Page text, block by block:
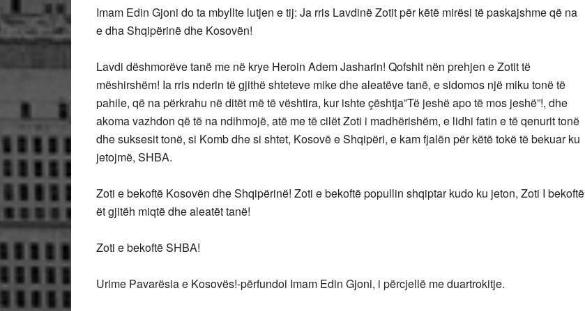
Imam Edin Gjoni do ta mbyllte lutjen e tij: Ja rris Lavdinë Zotit për këtë mirësi të paskajshme që na
e dha Shqipërinë dhe Kosovën!
Lavdi dëshmorëve tanë me në krye Heroin Adem Jasharin! Qofshit nën prehjen e Zotit të
mëshirshëm! Ia rris nderin të gjithë shteteve mike dhe aleatëve tanë, e sidomos një miku tonë të
pahile, që na përkrahu në ditët më të vështira, kur ishte çështja”Të jeshë apo të mos jeshë”!, dhe
akoma vazhdon që të na ndihmojë, atë me të cilët Zoti i madhërishëm, e lidhi fatin e të qenurit tonë
dhe suksesit tonë, si Komb dhe si shtet, Kosovë e Shqipëri, e kam fjalën për këtë tokë të bekuar ku
jetojmë, SHBA.
Zoti e bekoftë Kosovën dhe Shqipërinë! Zoti e bekoftë popullin shqiptar kudo ku jeton, Zoti I bekoftë
ët gjitëh miqtë dhe aleatët tanë!
Zoti e bekoftë SHBA!
Urime Pavarësia e Kosovës!-përfundoi Imam Edin Gjoni, i përcjellë me duartrokitje.